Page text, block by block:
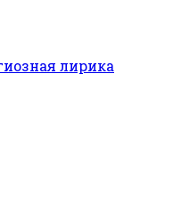
лирика